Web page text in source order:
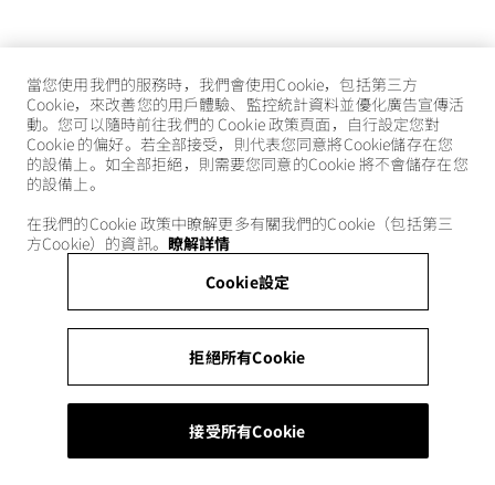
當您使用我們的服務時，我們會使用Cookie，包括第三方
Cookie，來改善您的用戶體驗、監控統計資料並優化廣告宣傳活
動。您可以隨時前往我們的 Cookie 政策頁面，自行設定您對
Cookie 的偏好。若全部接受，則代表您同意將Cookie儲存在您
的設備上。如全部拒絕，則需要您同意的Cookie 將不會儲存在您
的設備上。
在我們的Cookie 政策中瞭解更多有關我們的Cookie（包括第三
方Cookie）的資訊。 瞭解詳情
Cookie設定
拒絕所有Cookie
接受所有Cookie